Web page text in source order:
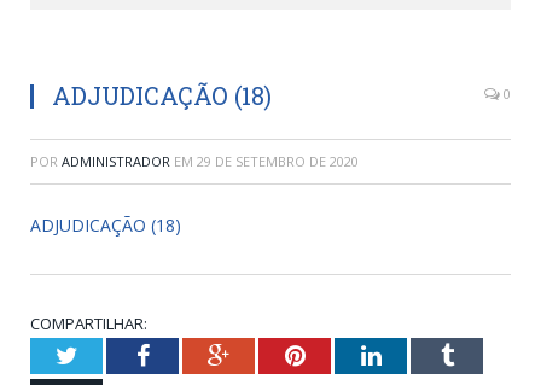
ADJUDICAÇÃO (18) 0
POR ADMINISTRADOR EM 29 DE SETEMBRO DE 2020
ADJUDICAÇÃO (18)
COMPARTILHAR:
TwitterFacebookGoogle+PinterestLinkedInTumblr